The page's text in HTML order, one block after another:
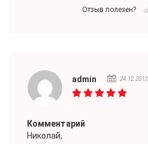
Отзыв полезен?
admin 24.12.2012
Комментарий
Николай,